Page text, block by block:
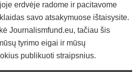
erdvėje radome ir pacitavome
savo atsakymuose ištaisysite.
Journalismfund.eu, tačiau šis
tyrimo eigai ir mūsų
publikuoti straipsnius.